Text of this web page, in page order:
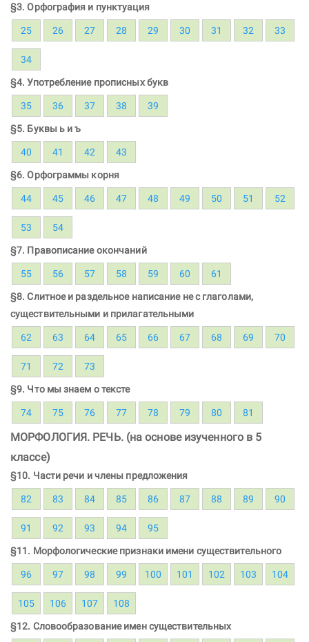
§3. Орфография и пунктуация
25 26 27 28 29 30 31 32 33
34
§4. Употребление прописных букв
35 36 37 38 39
§5. Буквы ь и ъ
40 41 42 43
§6. Орфограммы корня
44 45 46 47 48 49 50 51 52
53 54
§7. Правописание окончаний
55 56 57 58 59 60 61
§8. Слитное и раздельное написание не с глаголами,
существительными и прилагательными
62 63 64 65 66 67 68 69 70
71 72 73
§9. Что мы знаем о тексте
74 75 76 77 78 79 80 81
МОРФОЛОГИЯ. РЕЧЬ. (на основе изученного в 5
классе)
§10. Части речи и члены предложения
82 83 84 85 86 87 88 89 90
91 92 93 94 95
§11. Морфологические признаки имени существительного
96 97 98 99 100 101 102 103 104
105 106 107 108
§12. Словообразование имен существительных